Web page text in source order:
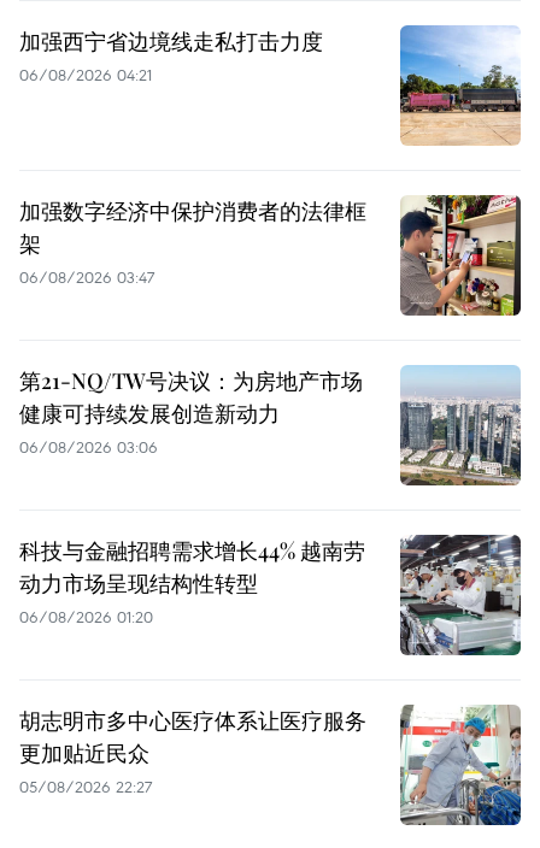
加强西宁省边境线走私打击力度
06/08/2026 04:21
加强数字经济中保护消费者的法律框
架
06/08/2026 03:47
第21-NQ/TW号决议：为房地产市场
健康可持续发展创造新动力
06/08/2026 03:06
科技与金融招聘需求增长44% 越南劳
动力市场呈现结构性转型
06/08/2026 01:20
胡志明市多中心医疗体系让医疗服务
更加贴近民众
05/08/2026 22:27